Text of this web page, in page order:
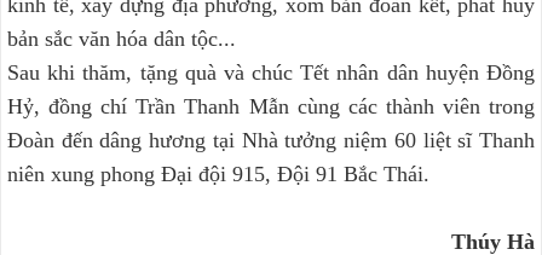
bản sắc văn hóa dân tộc...
Sau khi thăm, tặng quà và chúc Tết nhân dân huyện Đồng
Hỷ, đồng chí Trần Thanh Mẫn cùng các thành viên trong
Đoàn đến dâng hương tại Nhà tưởng niệm 60 liệt sĩ Thanh
niên xung phong Đại đội 915, Đội 91 Bắc Thái.
Thúy Hà